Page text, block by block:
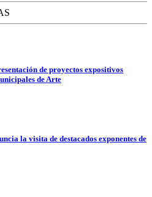
de proyectos expositivos
de Arte
la visita de destacados exponentes de